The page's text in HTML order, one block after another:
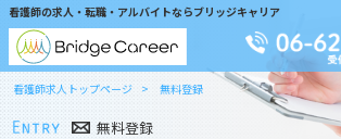
看護師の求人・転職・アルバイトならブリッジキャリア
看護師求人トップページ 無料登録
無料登録